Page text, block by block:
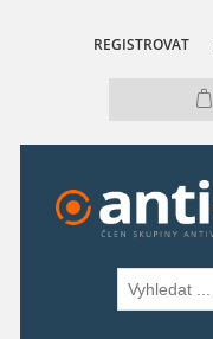
REGISTROVAT